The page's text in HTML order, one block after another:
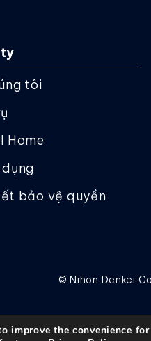
tôi
Home
bảo vệ quyền
© Nihon Denkei
improve the convenience